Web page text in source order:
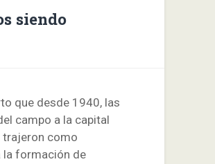
siendo
que desde 1940, las
campo a la capital
trajeron como
la formación de